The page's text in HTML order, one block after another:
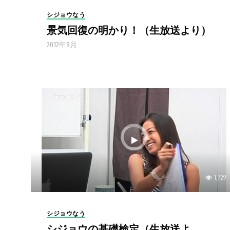
シジョウなう
景気回復の明かり！（生放送より）
2012年9月
1,729
シジョウなう